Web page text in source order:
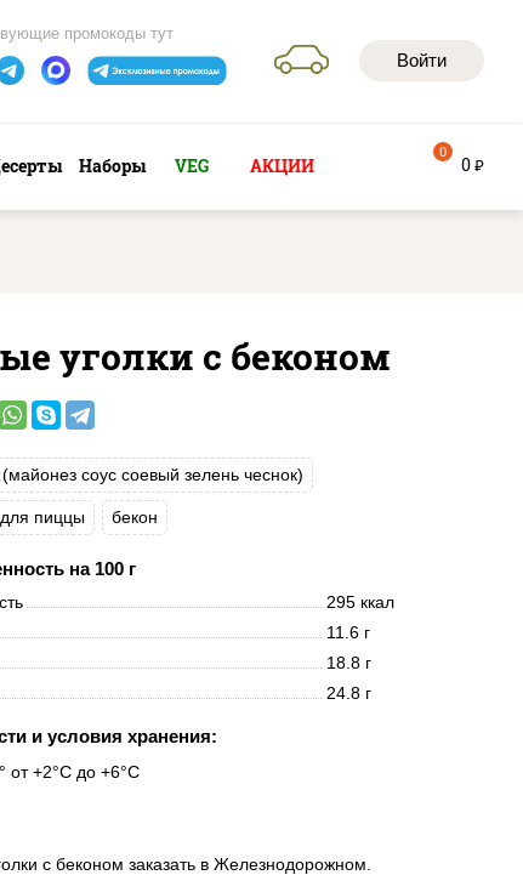
Войти
промокоды тут
Наборы VEG АКЦИИ 0 руб
0
уголки с беконом
соус соевый зелень чеснок)
пиццы бекон
на 100 г
295 ккал
11.6 г
18.8 г
24.8 г
и условия хранения:
от +2°C до +6°C
с беконом заказать в Железнодорожном.